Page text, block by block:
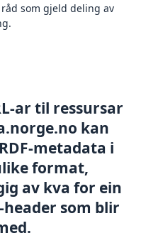
som gjeld deling av
ar til ressursar
kan
metadata i
format,
av kva for ein
header som blir